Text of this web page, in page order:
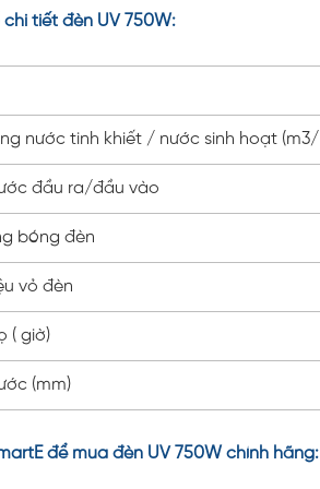
chi tiết đèn UV 750W:
nước tinh khiết / nước sinh hoạt
đầu ra/đầu vào
bóng đèn
vỏ đèn
( giờ)
(mm)
để mua đèn UV 750W chính hãng: